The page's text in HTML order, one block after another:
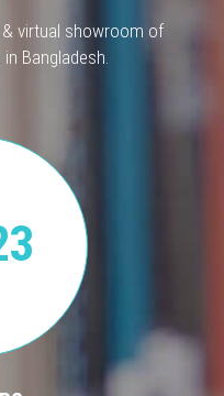
virtual showroom of
Bangladesh.